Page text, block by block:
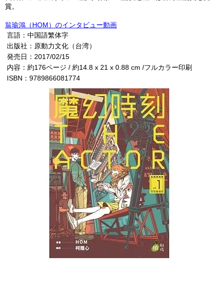
賞。
翁瑜鴻（HOM）のインタビュー動画
言語：中国語繁体字
出版社：原動力文化（台湾）
発売日：2017/02/15
内容：約176ページ / 約14.8 x 21 x 0.88 cm /フルカラー印刷
ISBN：9789866081774